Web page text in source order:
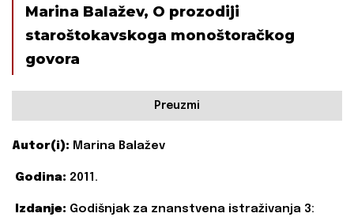
Marina Balažev, O prozodiji
staroštokavskoga monoštoračkog
govora
Preuzmi
Autor(i): Marina Balažev
Godina: 2011.
Izdanje: Godišnjak za znanstvena istraživanja 3: